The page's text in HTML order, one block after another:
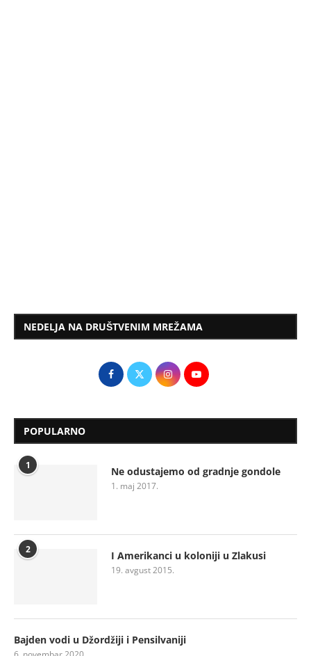
NEDELJA NA DRUŠTVENIM MREŽAMA
POPULARNO
1 Ne odustajemo od gradnje gondole
1. maj 2017.
2 I Amerikanci u koloniji u Zlakusi
19. avgust 2015.
Bajden vodi u Džordžiji i Pensilvaniji